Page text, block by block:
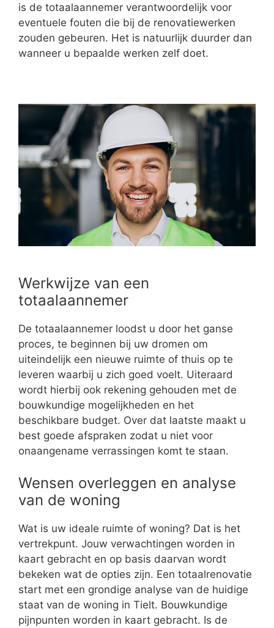
is de totaalaannemer verantwoordelijk voor
eventuele fouten die bij de renovatiewerken
zouden gebeuren. Het is natuurlijk duurder dan
wanneer u bepaalde werken zelf doet.
Werkwijze van een
totaalaannemer
De totaalaannemer loodst u door het ganse
proces, te beginnen bij uw dromen om
uiteindelijk een nieuwe ruimte of thuis op te
leveren waarbij u zich goed voelt. Uiteraard
wordt hierbij ook rekening gehouden met de
bouwkundige mogelijkheden en het
beschikbare budget. Over dat laatste maakt u
best goede afspraken zodat u niet voor
onaangename verrassingen komt te staan.
Wensen overleggen en analyse
van de woning
Wat is uw ideale ruimte of woning? Dat is het
vertrekpunt. Jouw verwachtingen worden in
kaart gebracht en op basis daarvan wordt
bekeken wat de opties zijn. Een totaalrenovatie
start met een grondige analyse van de huidige
staat van de woning in Tielt. Bouwkundige
pijnpunten worden in kaart gebracht. Is de